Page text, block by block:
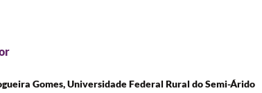
Gomes, Universidade Federal Rural do Semi-Árido